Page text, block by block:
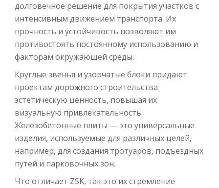
долговечное решение для покрытия участков с
интенсивным движением транспорта. Их
прочность и устойчивость позволяют им
противостоять постоянному использованию и
факторам окружающей среды.
Круглые звенья и узорчатые блоки придают
проектам дорожного строительства
эстетическую ценность, повышая их
визуальную привлекательность.
Железобетонные плиты — это универсальные
изделия, используемые для различных целей,
например, для создания тротуаров, подъездных
путей и парковочных зон.
Что отличает ZSK, так это их стремление